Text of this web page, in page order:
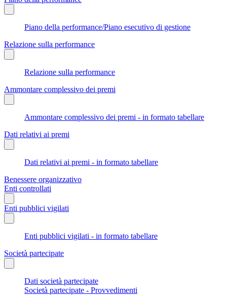
Piano della performance/Piano esecutivo di gestione
Relazione sulla performance
Relazione sulla performance
Ammontare complessivo dei premi
Ammontare complessivo dei premi - in formato tabellare
Dati relativi ai premi
Dati relativi ai premi - in formato tabellare
Benessere organizzativo
Enti controllati
Enti pubblici vigilati
Enti pubblici vigilati - in formato tabellare
Società partecipate
Dati società partecipate
Società partecipate - Provvedimenti